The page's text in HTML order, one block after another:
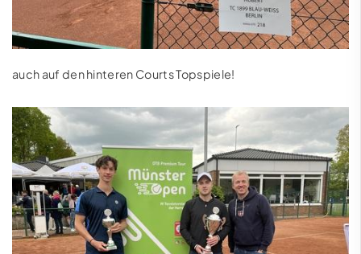
auch auf den hinteren Courts Topspiele!